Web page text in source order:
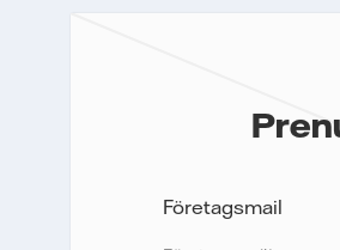
Företagsmail